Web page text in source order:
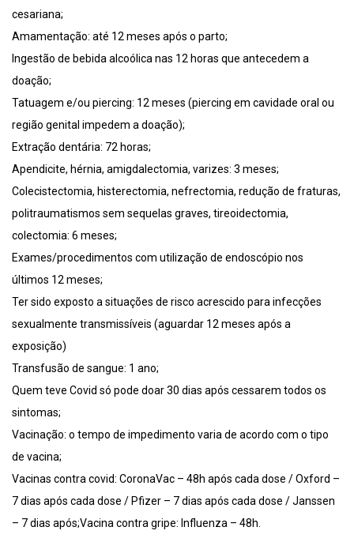
cesariana;
Amamentação: até 12 meses após o parto;
Ingestão de bebida alcoólica nas 12 horas que antecedem a
doação;
Tatuagem e/ou piercing: 12 meses (piercing em cavidade oral ou
região genital impedem a doação);
Extração dentária: 72 horas;
Apendicite, hérnia, amigdalectomia, varizes: 3 meses;
Colecistectomia, histerectomia, nefrectomia, redução de fraturas,
politraumatismos sem sequelas graves, tireoidectomia,
colectomia: 6 meses;
Exames/procedimentos com utilização de endoscópio nos
últimos 12 meses;
Ter sido exposto a situações de risco acrescido para infecções
sexualmente transmissíveis (aguardar 12 meses após a
exposição)
Transfusão de sangue: 1 ano;
Quem teve Covid só pode doar 30 dias após cessarem todos os
sintomas;
Vacinação: o tempo de impedimento varia de acordo com o tipo
de vacina;
Vacinas contra covid: CoronaVac – 48h após cada dose / Oxford –
7 dias após cada dose / Pfizer – 7 dias após cada dose / Janssen
– 7 dias após;Vacina contra gripe: Influenza – 48h.